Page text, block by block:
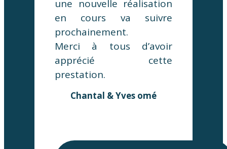
une nouvelle réalisation
en cours va suivre
prochainement.
Merci à tous d’avoir
apprécié cette
prestation.
Chantal & Yves omé